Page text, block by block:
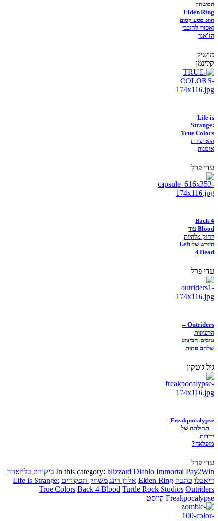
המשחק
Elden Ring
הוא מסע קסום
ואכזרי לחובבי
הז'אנר
מושיק
קלינמן
Life is
Strange:
True Colors
הוא יצירת
אומנות
עדי פרל
Back 4
Blood עוד
רחוק מלהיות
היורש של Left
4 Dead
עדי פרל
Outriders –
הרעיונות
טובים, הביצוע
שלהם פחות
גיל גוטקין
Freakpocalypse
– תחילתה של
ידידות
מופלאה?
עדי פרל
In this category: blizzard Diablo Immortal Pay2Win ביקורת בליזארד
דיאבלו כתבה Elden Ring אלדן רינג משחק תפקידים Life is Strange:
True Colors Back 4 Blood Turtle Rock Studios Outriders
Freakpocalypse קווסט